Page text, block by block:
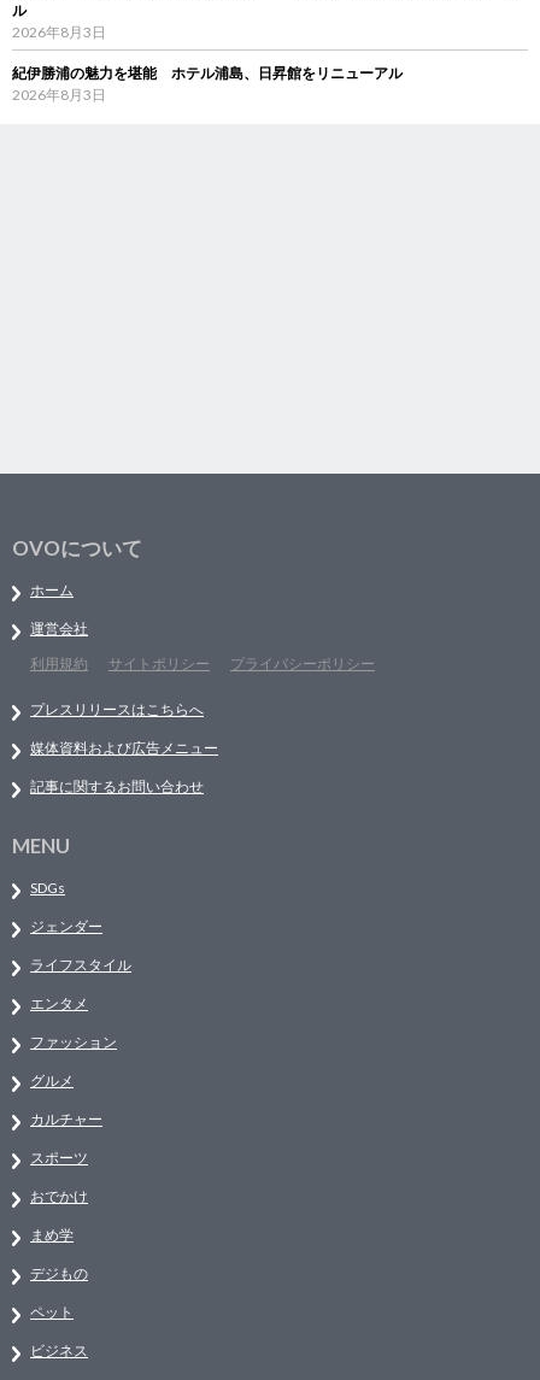
ル
2026年8月3日
紀伊勝浦の魅力を堪能 ホテル浦島、日昇館をリニューアル
2026年8月3日
OVOについて
ホーム
運営会社
利用規約
サイトポリシー プライバシーポリシー
プレスリリースはこちらへ
媒体資料および広告メニュー
記事に関するお問い合わせ
MENU
SDGs
ジェンダー
ライフスタイル
エンタメ
ファッション
グルメ
カルチャー
スポーツ
おでかけ
まめ学
デジもの
ペット
ビジネス